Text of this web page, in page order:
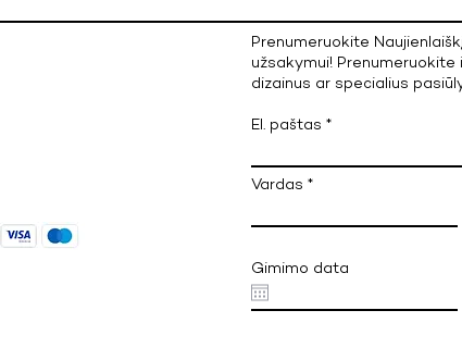
Prenumeruokite
užsakymui!
dizainus ar specialius
El. paštas
Vardas
Gimimo data